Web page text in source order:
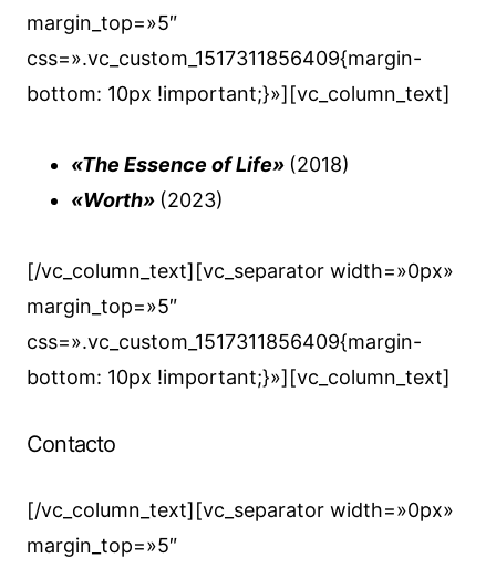
margin_top=»5″
css=».vc_custom_1517311856409{margin-
bottom: 10px !important;}»][vc_column_text]
«The Essence of Life» (2018)
«Worth» (2023)
[/vc_column_text][vc_separator width=»0px»
margin_top=»5″
css=».vc_custom_1517311856409{margin-
bottom: 10px !important;}»][vc_column_text]
Contacto
[/vc_column_text][vc_separator width=»0px»
margin_top=»5″